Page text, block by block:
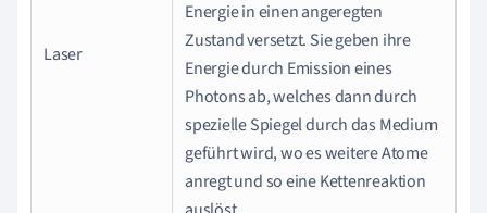
Laser
Energie in einen angeregten
Zustand versetzt. Sie geben ihre
Energie durch Emission eines
Photons ab, welches dann durch
spezielle Spiegel durch das Medium
geführt wird, wo es weitere Atome
anregt und so eine Kettenreaktion